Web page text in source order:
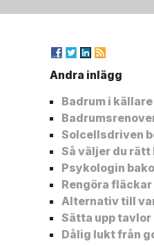
Andra inlägg
Badrum i
Solcellsdriven
Så väljer du
Psykologin
Rengöra
Alternativ till
Sätta upp tavlor
Dålig lukt från